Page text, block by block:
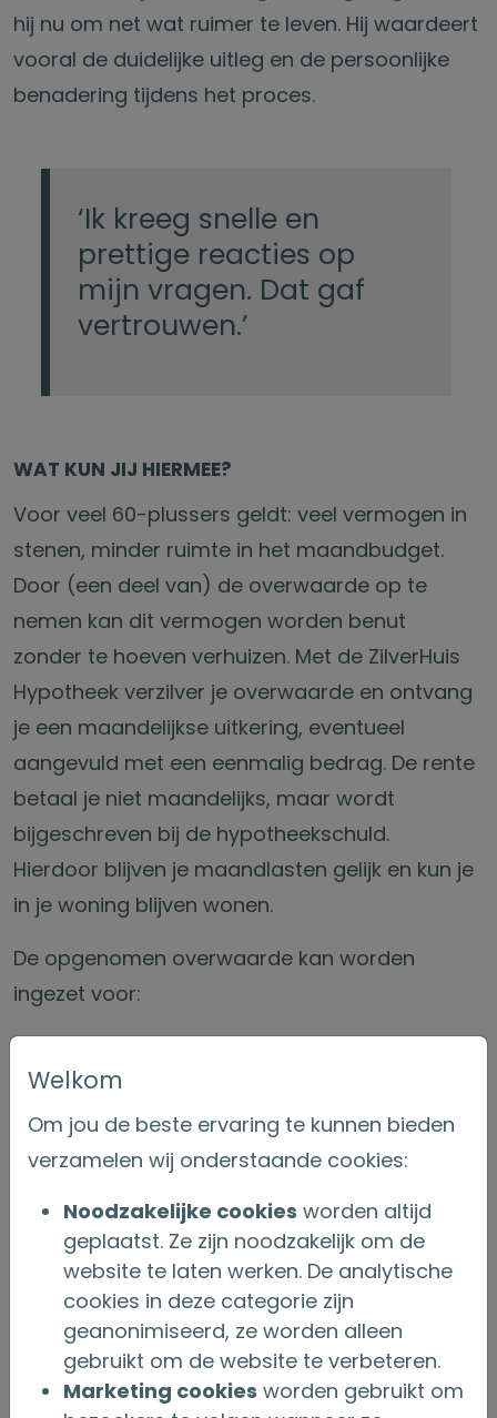
hij nu om net wat ruimer te leven. Hij waardeert
vooral de duidelijke uitleg en de persoonlijke
benadering tijdens het proces.
‘Ik kreeg snelle en
prettige reacties op
mijn vragen. Dat gaf
vertrouwen.’
WAT KUN JIJ HIERMEE?
Voor veel 60-plussers geldt: veel vermogen in
stenen, minder ruimte in het maandbudget.
Door (een deel van) de overwaarde op te
nemen kan dit vermogen worden benut
zonder te hoeven verhuizen. Met de ZilverHuis
Hypotheek verzilver je overwaarde en ontvang
je een maandelijkse uitkering, eventueel
aangevuld met een eenmalig bedrag. De rente
betaal je niet maandelijks, maar wordt
bijgeschreven bij de hypotheekschuld.
Hierdoor blijven je maandlasten gelijk en kun je
in je woning blijven wonen.
De opgenomen overwaarde kan worden
ingezet voor:
Extra inkomen, bijvoorbeeld als aanvulling
op het pensioen;
langer comfortabel thuis kunt blijven
wonen;
isolatie of energiebesparende
maatregelen;
Meer rust en vrijheid, door financiële
zorgen te verminderen of wensen eerder te
realiseren.
DENK VOORUIT, OP EEN MANIER DIE BIJ JE PAST
Welkom
Om jou de beste ervaring te kunnen bieden
verzamelen wij onderstaande cookies:
Noodzakelijke cookies worden altijd
geplaatst. Ze zijn noodzakelijk om de
website te laten werken. De analytische
cookies in deze categorie zijn
geanonimiseerd, ze worden alleen
gebruikt om de website te verbeteren.
Marketing cookies worden gebruikt om